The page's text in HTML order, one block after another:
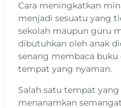
Cara meningkatkan
menjadi sesuatu yang
sekolah maupun guru
dibutuhkan oleh anak
senang membaca
tempat yang nyaman.
Salah satu tempat
menanamkan